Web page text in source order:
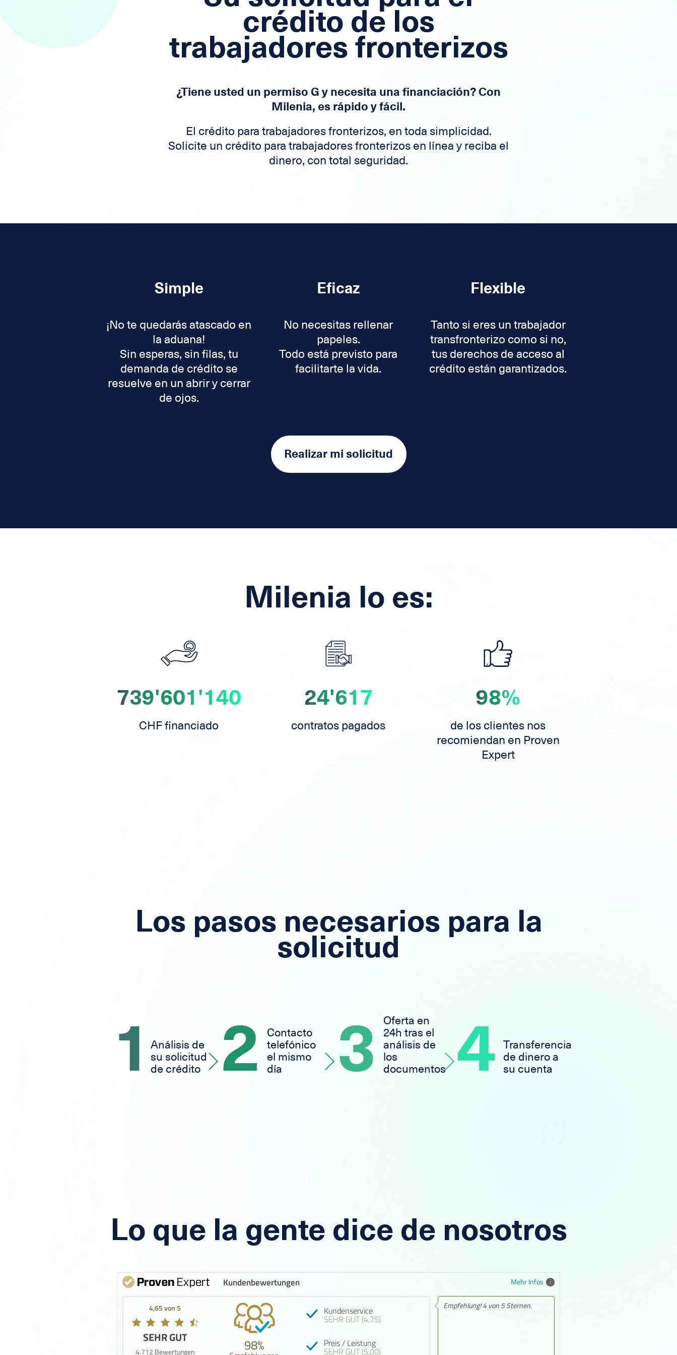
crédito de los
trabajadores fronterizos
¿Tiene usted un permiso G y necesita una financiación? Con
Milenia, es rápido y fácil.
El crédito para trabajadores fronterizos, en toda simplicidad.
Solicite un crédito para trabajadores fronterizos en línea y reciba el
dinero, con total seguridad.
Simple
¡No te quedarás atascado en
la aduana!
Sin esperas, sin filas, tu
demanda de crédito se
resuelve en un abrir y cerrar
de ojos.
Eficaz
No necesitas rellenar
papeles.
Todo está previsto para
facilitarte la vida.
Flexible
Tanto si eres un trabajador
transfronterizo como si no,
tus derechos de acceso al
crédito están garantizados.
Realizar mi solicitud
Milenia lo es:
739'601'140
CHF financiado
24'617
contratos pagados
98%
de los clientes nos
recomiendan en Proven
Expert
Los pasos necesarios para la
solicitud
1Análisis de
su solicitud
de crédito
2
Contacto
telefónico
el mismo
día
3
Oferta en
24h tras el
análisis de
los
documentos
4 Transferencia
de dinero a
su cuenta
Lo que la gente dice de nosotros
Mehr Infos
Kundenbewertungen
4,65 von 5
SEHR GUT
4.712 Bewertungen 98%
Kundenservice
SEHR GUT (4,75)
Preis / Leistung
SEHR GUT (5,00)
Empfehlung! 4 von 5 Sternen. Empfehlung! Service client au top,
toujours présent à chaque étapes.